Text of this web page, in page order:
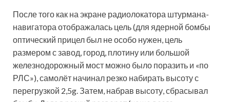
После того как на экране радиолокатора штурмана-
навигатора отображалась цель (для ядерной бомбы
оптический прицел был не особо нужен, цель
размером с завод, город, плотину или большой
железнодорожный мост можно было поразить и «по
РЛС»), самолёт начинал резко набирать высоту с
перегрузкой 2,5g. Затем, набрав высоту, сбрасывал